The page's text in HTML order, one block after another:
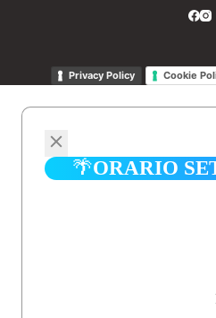
Privacy Policy Cookie
🌴ORARIO